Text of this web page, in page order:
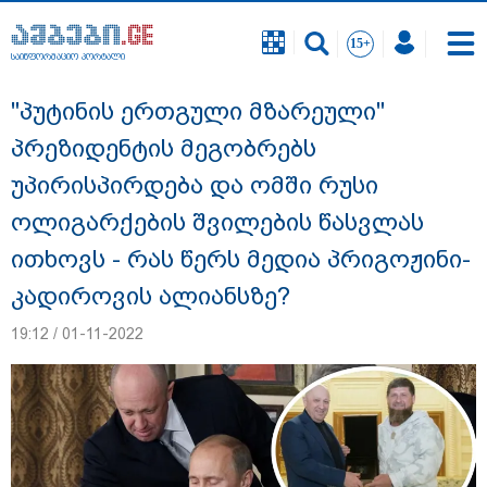
საინფორმაციო პორტალი
გიგა ავალიანის საქმეზე ნია იმნაძეს და
ანასტასია ბერუაშვილს ბრალდება
წარუდგინეს
საინფორმაციო პორტალი
"პუტინის ერთგული მზარეული"
პრეზიდენტის მეგობრებს
უპირისპირდება და ომში რუსი
ოლიგარქების შვილების წასვლას
ითხოვს - რას წერს მედია პრიგოჟინი-
კადიროვის ალიანსზე?
19:12 / 01-11-2022